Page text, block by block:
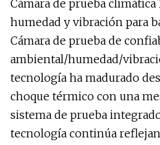
Cámara de prueba
humedad y vibración para
Cámara de prueba de
ambiental/humedad/
tecnología ha madurado
choque térmico con una
sistema de prueba
tecnología continúa